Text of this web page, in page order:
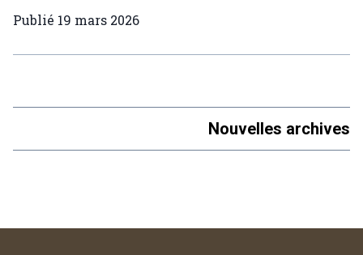
Publié 19 mars 2026
Nouvelles archives